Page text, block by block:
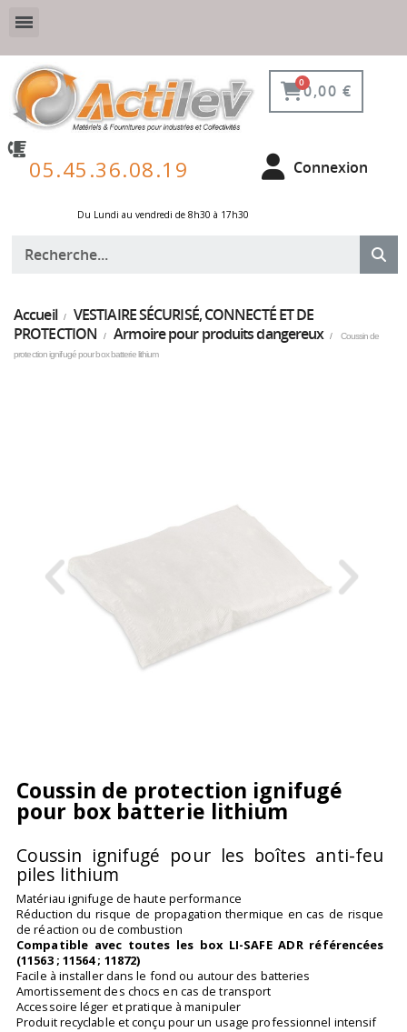
0,00 €
05.45.36.08.19 Connexion
Du Lundi au vendredi de 8h30 à 17h30 ​
Accueil
VESTIAIRE SÉCURISÉ, CONNECTÉ ET DE
PROTECTION
Armoire pour produits dangereux
Coussin de
protection ignifugé pour box batterie lithium
Coussin de protection ignifugé
pour box batterie lithium
Coussin ignifugé pour les boîtes anti-feu
piles lithium
Matériau ignifuge de haute performance
Réduction du risque de propagation thermique en cas de risque
de réaction ou de combustion
Compatible avec toutes les box LI-SAFE ADR référencées
(11563 ; 11564 ; 11872)
Facile à installer dans le fond ou autour des batteries
Amortissement des chocs en cas de transport
Accessoire léger et pratique à manipuler
Produit recyclable et conçu pour un usage professionnel intensif